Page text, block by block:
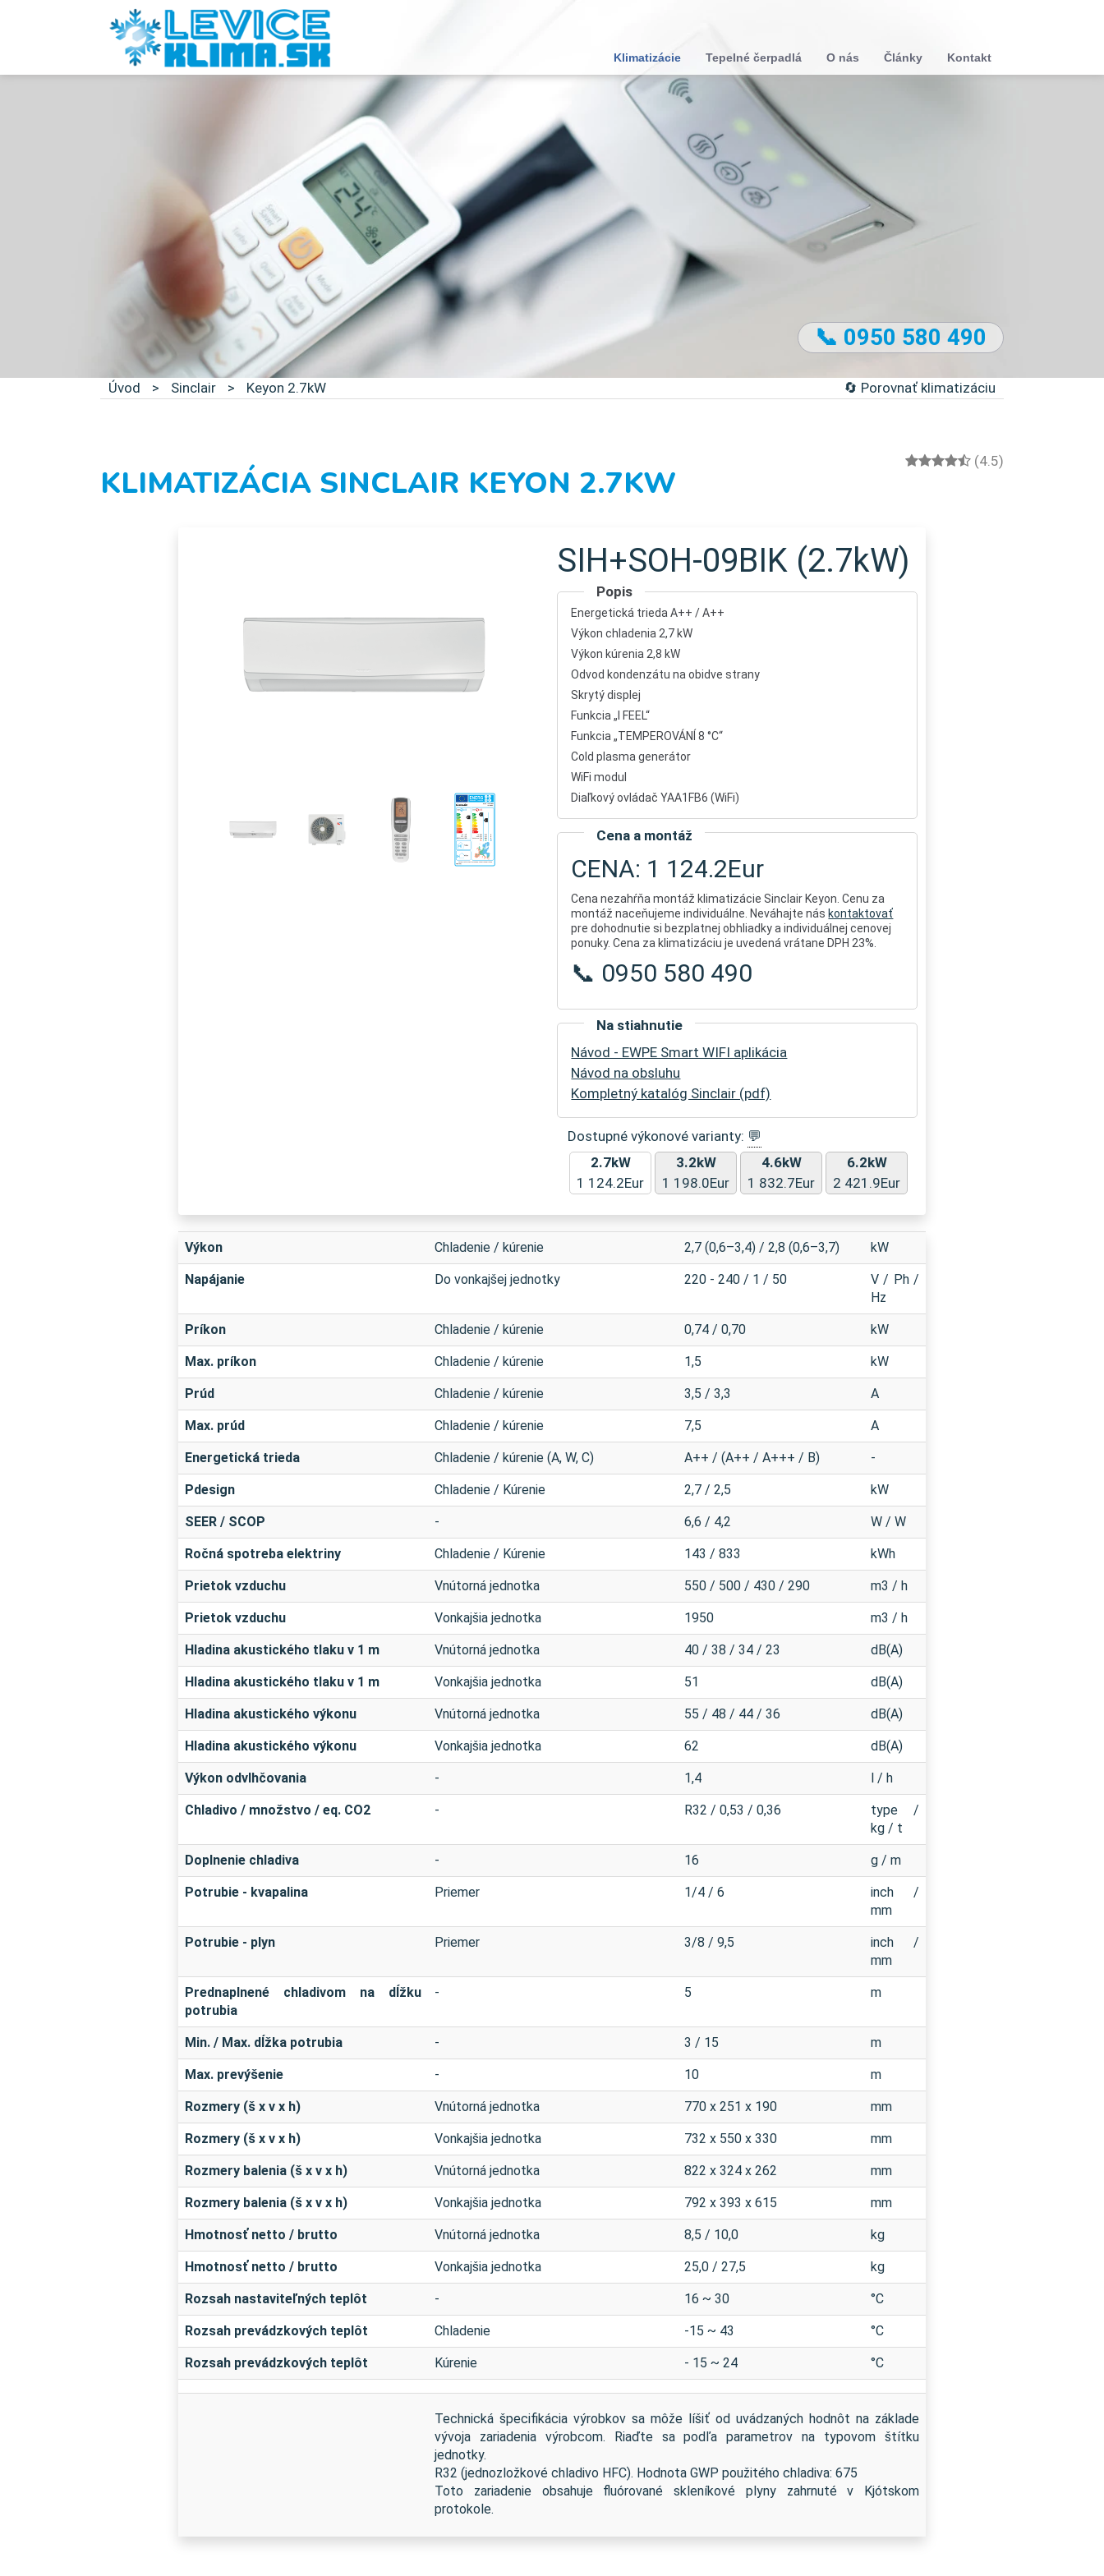
Klimatizácie Tepelné čerpadlá O nás Články Kontakt
📞 0950 580 490
Úvod > Sinclair > Keyon 2.7kW 🔄 Porovnať klimatizáciu
KLIMATIZÁCIA SINCLAIR KEYON 2.7KW
(4.5)
SIH+SOH-09BIK (2.7kW)
Popis
Energetická trieda A++ / A++
Výkon chladenia 2,7 kW
Výkon kúrenia 2,8 kW
Odvod kondenzátu na obidve strany
Skrytý displej
Funkcia „I FEEL“
Funkcia „TEMPEROVÁNÍ 8 °C“
Cold plasma generátor
WiFi modul
Diaľkový ovládač YAA1FB6 (WiFi)
Cena a montáž
CENA: 1 124.2Eur
Cena nezahŕňa montáž klimatizácie Sinclair Keyon. Cenu za
montáž naceňujeme individuálne. Neváhajte nás kontaktovať
pre dohodnutie si bezplatnej obhliadky a individuálnej cenovej
ponuky. Cena za klimatizáciu je uvedená vrátane DPH 23%.
📞 0950 580 490
Na stiahnutie
Návod - EWPE Smart WIFI aplikácia
Návod na obsluhu
Kompletný katalóg Sinclair (pdf)
Dostupné výkonové varianty: 💬
2.7kW
1 124.2Eur
3.2kW
1 198.0Eur
4.6kW
1 832.7Eur
6.2kW
2 421.9Eur
Výkon Chladenie / kúrenie 2,7 (0,6–3,4) / 2,8 (0,6–3,7) kW
Napájanie Do vonkajšej jednotky 220 - 240 / 1 / 50
V / Ph /
Hz
Príkon Chladenie / kúrenie 0,74 / 0,70 kW
Max. príkon Chladenie / kúrenie 1,5 kW
Prúd Chladenie / kúrenie 3,5 / 3,3 A
Max. prúd Chladenie / kúrenie 7,5 A
Energetická trieda Chladenie / kúrenie (A, W, C) A++ / (A++ / A+++ / B) -
Pdesign Chladenie / Kúrenie 2,7 / 2,5 kW
SEER / SCOP - 6,6 / 4,2 W / W
Ročná spotreba elektriny Chladenie / Kúrenie 143 / 833 kWh
Prietok vzduchu Vnútorná jednotka 550 / 500 / 430 / 290 m3 / h
Prietok vzduchu Vonkajšia jednotka 1950 m3 / h
Hladina akustického tlaku v 1 m Vnútorná jednotka 40 / 38 / 34 / 23 dB(A)
Hladina akustického tlaku v 1 m Vonkajšia jednotka 51 dB(A)
Hladina akustického výkonu Vnútorná jednotka 55 / 48 / 44 / 36 dB(A)
Hladina akustického výkonu Vonkajšia jednotka 62 dB(A)
Výkon odvlhčovania - 1,4 l / h
Chladivo / množstvo / eq. CO2 - R32 / 0,53 / 0,36
type /
kg / t
Doplnenie chladiva - 16 g / m
Potrubie - kvapalina Priemer 1/4 / 6
inch /
mm
Potrubie - plyn Priemer 3/8 / 9,5
inch /
mm
Prednaplnené chladivom na dĺžku
potrubia
- 5 m
Min. / Max. dĺžka potrubia - 3 / 15 m
Max. prevýšenie - 10 m
Rozmery (š x v x h) Vnútorná jednotka 770 x 251 x 190 mm
Rozmery (š x v x h) Vonkajšia jednotka 732 x 550 x 330 mm
Rozmery balenia (š x v x h) Vnútorná jednotka 822 x 324 x 262 mm
Rozmery balenia (š x v x h) Vonkajšia jednotka 792 x 393 x 615 mm
Hmotnosť netto / brutto Vnútorná jednotka 8,5 / 10,0 kg
Hmotnosť netto / brutto Vonkajšia jednotka 25,0 / 27,5 kg
Rozsah nastaviteľných teplôt - 16 ~ 30 °C
Rozsah prevádzkových teplôt Chladenie -15 ~ 43 °C
Rozsah prevádzkových teplôt Kúrenie - 15 ~ 24 °C
Technická špecifikácia výrobkov sa môže líšiť od uvádzaných hodnôt na základe
vývoja zariadenia výrobcom. Riaďte sa podľa parametrov na typovom štítku
jednotky.
R32 (jednozložkové chladivo HFC). Hodnota GWP použitého chladiva: 675
Toto zariadenie obsahuje fluórované skleníkové plyny zahrnuté v Kjótskom
protokole.